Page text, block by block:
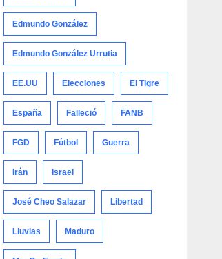
Edmundo González
Edmundo González Urrutia
EE.UU Elecciones El Tigre
España Falleció FANB
FGD Fútbol Guerra
Irán Israel
José Cheo Salazar Libertad
Lluvias Maduro